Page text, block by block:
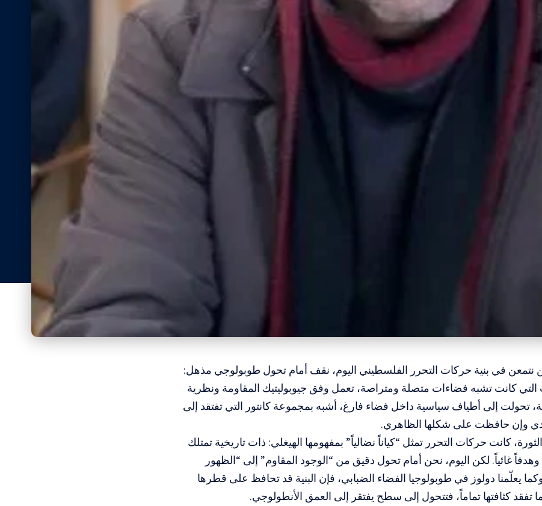
نتمعن في بنية حركات التحرر الفلسطيني اليوم، نقف أمام تحول طوبولوجي مذهل:
التي كانت تشبه فضاءات متصلة ومتراصة، تعمل وفق جيوبوليتيك المقاومة ونظرية
تحولت إلى أطياف سياسية داخل فضاء فارغ، أشبه بمجموعة كانتور التي تفتقد إلى
وإن حافظت على شكلها الظاهري.
كانت حركات التحرر تمثل “كياناً نضالياً” بمفهومها الهيغلي: ذات تاريخية تمتلك
وهدفاً غائياً. لكن اليوم، نحن أمام تحول دقيق من “الوجود المقاوم” إلى “الظهور
يعلّمنا دولوز في طوبولوجيا الفضاء الضبابي، فإن البنية قد تحافظ على قطرها
تفقد كثافتها تماماً، فتتحول إلى سطح يفتقر إلى العمق الأنطولوجي.